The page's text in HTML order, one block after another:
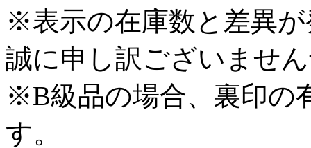
※表示の在庫数と差異
誠に申し訳ございませ
※B級品の場合、裏印の
す。